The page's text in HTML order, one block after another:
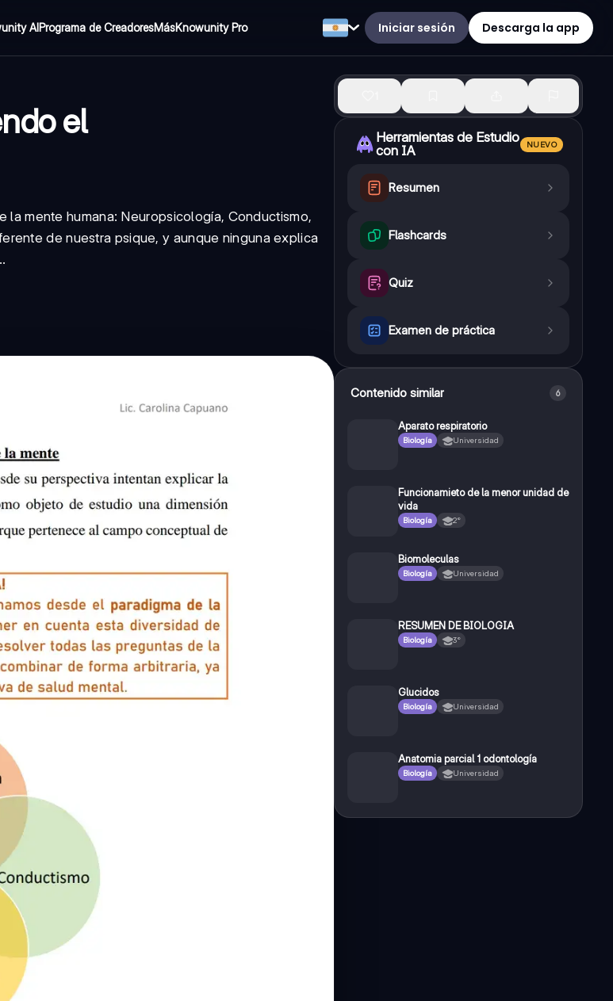
AIPrograma de CreadoresMásKnowunity Pro Iniciar sesión Descarga la app
el
mente humana: Neuropsicología, Conductismo,
de nuestra psique, y aunque ninguna explica
Herramientas de Estudio
con IA
NUEVO
Resumen
Flashcards
Quiz
Examen de práctica
Contenido similar 6
Aparato respiratorio
Biología Universidad
Funcionamieto de la menor unidad de
vida
Biología 2°
Biomoleculas
Biología Universidad
RESUMEN DE BIOLOGIA
Biología 3°
Glucidos
Biología Universidad
Anatomia parcial 1 odontología
Biología Universidad